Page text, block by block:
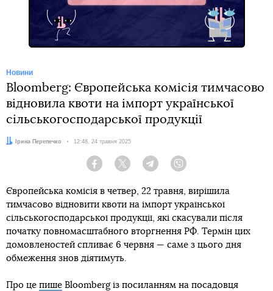
Новини
Bloomberg: Європейська комісія тимчасово
відновила квоти на імпорт української
сільськогосподарської продукції
Автор:Ірина Перепечко Дата:
12:48, 24 травня 2025
Facebook Twitter Telegram
Європейська комісія в четвер, 22 травня, вирішила
тимчасово відновити квоти на імпорт української
сільськогосподарської продукції, які скасували після
початку повномасштабного вторгнення РФ. Термін цих
домовленостей спливає 6 червня — саме з цього дня
обмеження знов діятимуть.
Про це пише Bloomberg із посиланням на посадовця